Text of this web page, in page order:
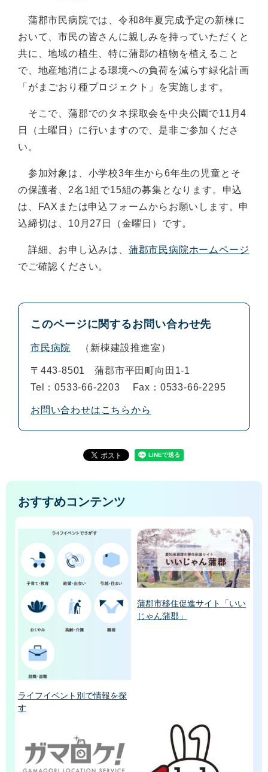
蒲郡市民病院では、令和8年夏完成予定の新棟に
おいて、市民の皆さんに親しみを持っていただくと
共に、地域の植生、特に蒲郡の植物を植えること
で、地産地消による環境への負荷を減らす緑化計画
「がまごおり種プロジェクト」を実施します。
そこで、蒲郡でのタネ採取会を中央公園で11月4
日（土曜日）に行いますので、是非ご参加くださ
い。
参加対象は、小学校3年生から6年生の児童とそ
の保護者、2名1組で15組の募集となります。申込
は、FAXまたは申込フォームからお願いします。申
込締切は、10月27日（金曜日）です。
詳細、お申し込みは、 蒲郡市民病院ホームページ
でご確認ください。
このページに関するお問い合わせ先
市民病院 新棟建設推進室
〒443-8501
蒲郡市平田町向田1-1
Tel：0533-66-2203
Fax：0533-66-2295
お問い合わせはこちらから
おすすめコンテンツ
ライフイベント別で情報を探
す
蒲郡市移住促進サイト「いい
じゃん蒲郡」